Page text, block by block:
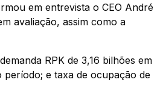
em entrevista o CEO André
avaliação, assim como a
RPK de 3,16 bilhões em
período; e taxa de ocupação de